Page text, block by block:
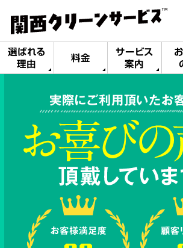
選ばれる
理由
料金
サービス
案内
実際にご利用頂いたお